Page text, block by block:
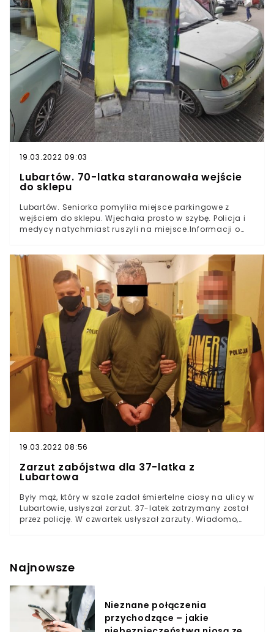
zdarzenie w Lubartowie w województwie lubelskim.
Mężczyzna na środku ulicy zadźgał kobietę.Ofiara nie
była przypadkowa. Nożownik najpierw podszedł do
kobiety idącej ze swoim partnerem, po czym zaczął się z
nią kłócić. Jako następny w ruch poszedł nóż.
19.03.2022 09:03
Lubartów. 70-latka staranowała wejście
do sklepu
Lubartów. Seniorka pomyliła miejsce parkingowe z
wejściem do sklepu. Wjechała prosto w szybę. Policja i
medycy natychmiast ruszyli na miejsce.Informacji o
mieszkanka powiatu staranowała wejście do sklepu.
Kolizja miała miejsce w ostatni piątek, 20 sierpnia, około
godziny 14:30, przy ulicy Tysiąclecia. Kobieta planowała
wykonać zakupy w pobliskim sklepie, jednak nie
wyhamowała na czas.
19.03.2022 08:56
Zarzut zabójstwa dla 37-latka z
Lubartowa
Były mąż, który w szale zadał śmiertelne ciosy na ulicy w
Lubartowie, usłyszał zarzut. 37-latek zatrzymany został
przez policję. W czwartek usłyszał zarzuty. Wiadomo,
partnerem. Uderzenia nożem okazały śmiertelne.Policja
z Lubartowa przekazała informacje na temat dalszych
kroków podjętych przez śledczych. Funkcjonariusze
ujawnili okoliczności ujęcia groźnego mężczyzny.
Najnowsze
Nieznane połączenia
przychodzące – jakie